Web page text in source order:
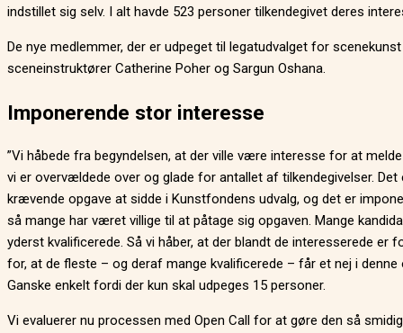
indstillet sig selv. I alt havde 523 personer tilkendegivet deres
De nye medlemmer, der er udpeget til legatudvalget for
sceneinstruktører Catherine Poher og Sargun Oshana.
Imponerende stor interesse
”Vi håbede fra begyndelsen, at der ville være interesse for at
vi er overvældede over og glade for antallet af tilkendegivelser. Det
krævende opgave at sidde i Kunstfondens udvalg, og det er
så mange har været villige til at påtage sig opgaven. Mange
yderst kvalificerede. Så vi håber, at der blandt de interesserede er
for, at de fleste – og deraf mange kvalificerede – får et nej i denne
Ganske enkelt fordi der kun skal udpeges 15 personer.
Vi evaluerer nu processen med Open Call for at gøre den så